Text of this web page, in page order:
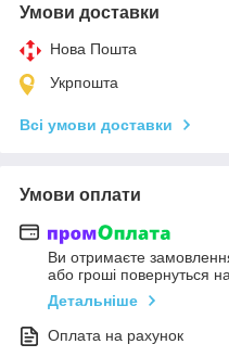
Умови доставки
Нова Пошта
Укрпошта
Всі умови доставки
Умови оплати
Ви отримаєте
або гроші повернуться
Детальніше
Оплата на рахунок